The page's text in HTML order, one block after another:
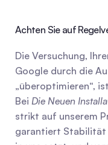
Achten Sie auf
Die Versuchung,
Google durch die
„überoptimieren“,
Bei Die Neuen
strikt auf unserem
garantiert Stabilität